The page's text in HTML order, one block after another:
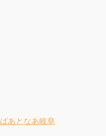
あとなあ岐阜